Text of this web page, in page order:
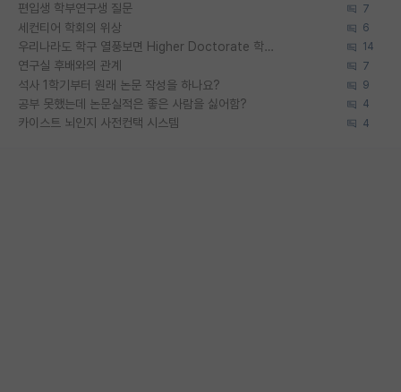
편입생 학부연구생 질문 7
세컨티어 학회의 위상 6
우리나라도 학구 열풍보면 Higher Doctorate 학위가 필요하다고 봅니다. 14
연구실 후배와의 관계 7
석사 1학기부터 원래 논문 작성을 하나요? 9
공부 못했는데 논문실적은 좋은 사람을 싫어함? 4
카이스트 뇌인지 사전컨택 시스템 4